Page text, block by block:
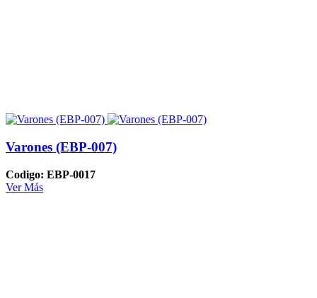
Varones (EBP-007)
Codigo: EBP-0017
Ver Más